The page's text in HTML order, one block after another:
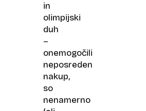
in
olimpijski
duh
–
onemogočili
neposreden
nakup,
so
nenamerno